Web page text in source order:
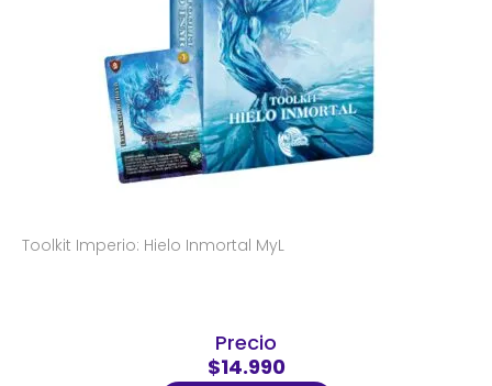
Toolkit Imperio: Hielo Inmortal MyL
Precio
$14.990